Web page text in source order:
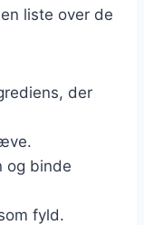
liste over de
der
og binde
fyld.